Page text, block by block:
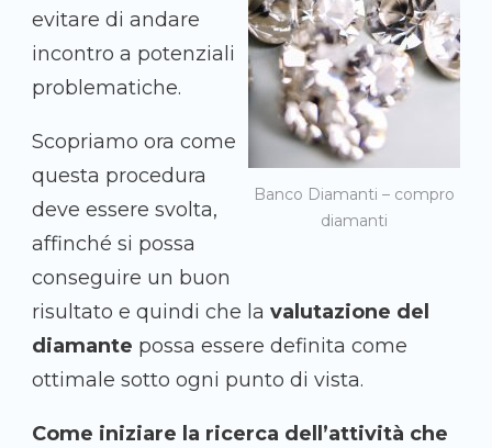
Banco Diamanti – compro
diamanti
evitare di andare
incontro a potenziali
problematiche.
Scopriamo ora come
questa procedura
deve essere svolta,
affinché si possa
conseguire un buon
risultato e quindi che la valutazione del
diamante possa essere definita come
ottimale sotto ogni punto di vista.
Come iniziare la ricerca dell’attività che